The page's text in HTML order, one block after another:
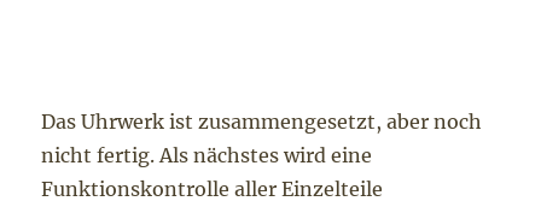
Das Uhrwerk ist zusammengesetzt, aber noch
nicht fertig. Als nächstes wird eine
Funktionskontrolle aller Einzelteile